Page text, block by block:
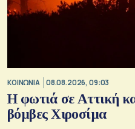
ΚΟΙΝΩΝΙΑ 08.08.2026, 09:03
Η φωτιά σε Αττική
βόμβες Χιροσίμα